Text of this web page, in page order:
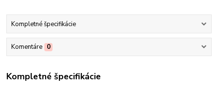
Kompletné špecifikácie
Komentáre 0
Kompletné špecifikácie